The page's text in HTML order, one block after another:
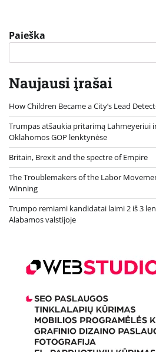
Paieška
Naujausi įrašai
How Children Became a City’s Lead
Trumpas atšaukia pritarimą Lahmeyeriui
Oklahomos GOP lenktynėse
Britain, Brexit and the spectre of Empire
The Troublemakers of the Labor
Winning
Trumpo remiami kandidatai laimi 2 iš 3
Alabamos valstijoje